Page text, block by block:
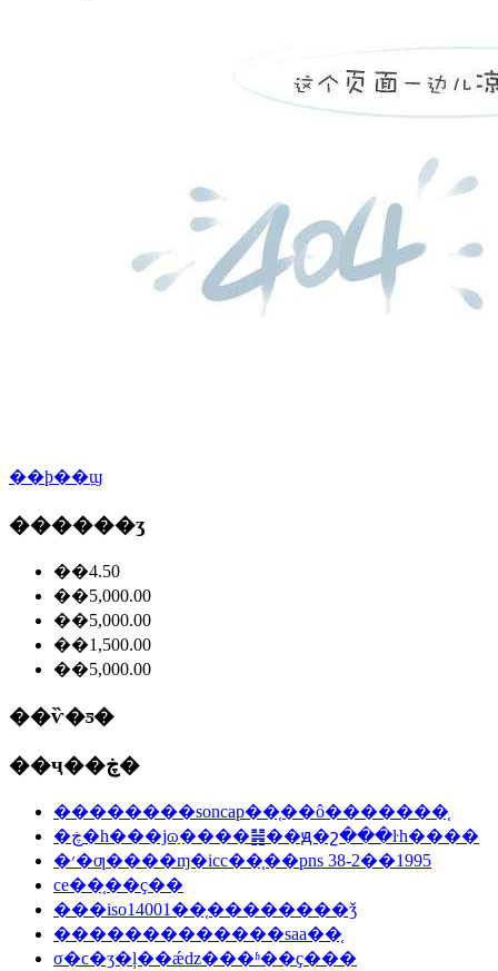
��ϸ��ϣ
������ʒ
��4.50
��5,000.00
��5,000.00
��1,500.00
��5,000.00
��ѷ�ƽ�
��ҷ��ڿ�
��������soncap��֤��ô�������֤
�ڿ�һ���ϳɷַ����䷽��ԭ�շ���ŀһ����
�׳�ƣ����ɱ�icc��֤��pns 38-2��1995
ce��֤��ҫ��
���iso14001��֤��������ǯ
�������������saa��֤
σ�ϲ�ʒ�ļ��ǽǳ���ʱ��ҫ���